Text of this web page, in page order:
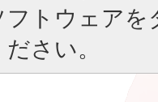
トウェア
さい。